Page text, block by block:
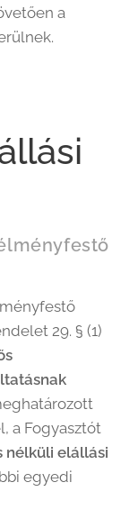
a
29. § (1)
a Fogyasztót
nélküli elállási
egyedi